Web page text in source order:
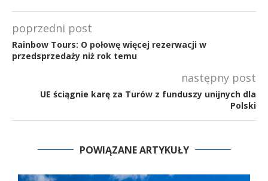
poprzedni post
Rainbow Tours: O połowę więcej rezerwacji w
przedsprzedaży niż rok temu
następny post
UE ściągnie karę za Turów z funduszy unijnych dla
Polski
POWIĄZANE ARTYKUŁY